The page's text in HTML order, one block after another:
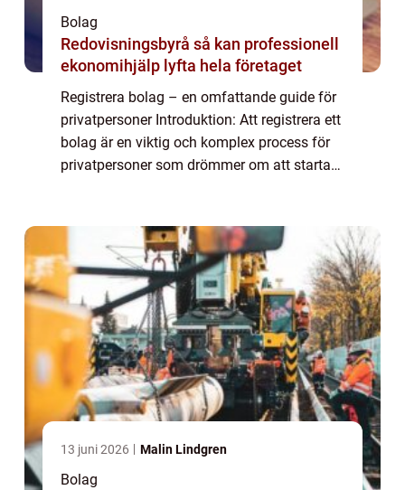
Bolag
Redovisningsbyrå så kan professionell
ekonomihjälp lyfta hela företaget
Registrera bolag – en omfattande guide för
privatpersoner Introduktion: Att registrera ett
bolag är en viktig och komplex process för
privatpersoner som drömmer om att starta
13 juni 2026 Malin Lindgren
Bolag